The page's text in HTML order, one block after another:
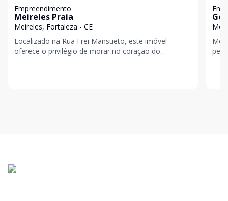
Empreendimento
Meireles Praia
Meireles, Fortaleza - CE
Localizado na Rua Frei Mansueto, este imóvel
oferece o privilégio de morar no coração do